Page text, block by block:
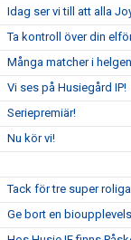
Idag ser vi till att alla
Ta kontroll över din
Många matcher i
Vi ses på Husiegård IP!
Seriepremiär!
Nu kör vi!
Tack för tre super
Ge bort en